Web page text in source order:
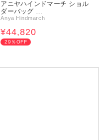
アニヤハインドマーチ ショル
ダーバッグ …
Anya Hindmarch
¥44,820
29％OFF